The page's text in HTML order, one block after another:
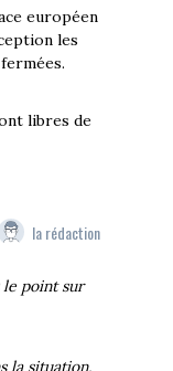
européen
les
libres de
la rédaction
le point sur
la situation,